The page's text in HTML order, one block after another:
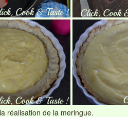
réalisation de la meringue.